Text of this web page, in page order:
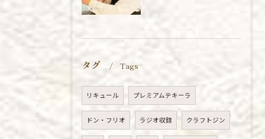
タグ Tags
リキュール プレミアムテキーラ
ドン・フリオ ラジオ収録 クラフトジン